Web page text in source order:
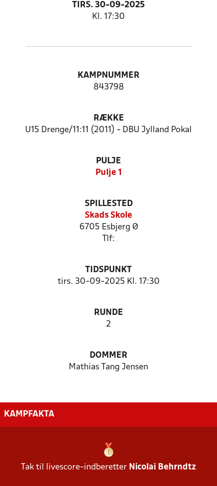
TIRS. 30-09-2025
Kl. 17:30
KAMPNUMMER
843798
RÆKKE
U15 Drenge/11:11 (2011) - DBU Jylland Pokal
PULJE
Pulje 1
SPILLESTED
Skads Skole
6705 Esbjerg Ø
Tlf:
TIDSPUNKT
tirs. 30-09-2025 Kl. 17:30
RUNDE
2
DOMMER
Mathias Tang Jensen
KAMPFAKTA
Tak til livescore-indberetter Nicolai Behrndtz